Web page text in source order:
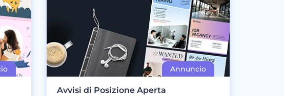
Avvisi di Posizione Aperta